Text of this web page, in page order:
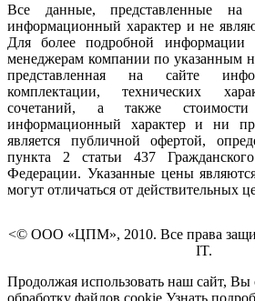
Все данные, представленные на
информационный характер и не
Для более подробной информации
менеджерам компании по указанным
представленная на сайте
комплектации, технических
сочетаний, а также
информационный характер и ни
является публичной офертой,
пункта 2 статьи 437
Федерации. Указанные цены
могут отличаться от действительных
<© ООО «ЦПМ», 2010. Все права
IT.
Продолжая использовать наш сайт, Вы
обработку файлов cookie Узнать